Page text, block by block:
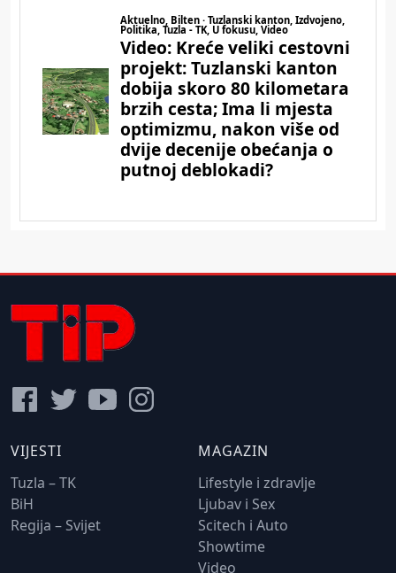
VIJESTI
Tuzla – TK
BiH
Regija – Svijet
MAGAZIN
Lifestyle i zdravlje
Ljubav i Sex
Scitech i Auto
Showtime
Video